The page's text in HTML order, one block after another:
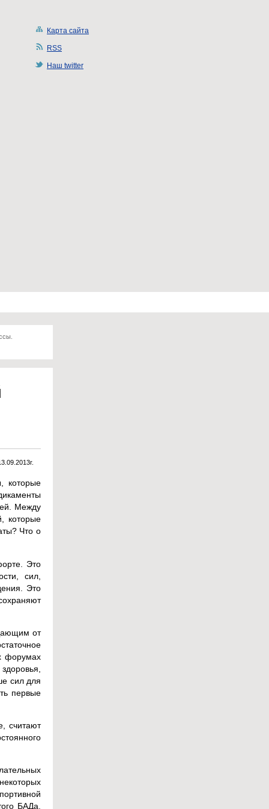
Карта сайта
RSS
Наш twitter
которые
Между
которые
Что о
Это
сил,
Это
от
форумах
сил для
первые
считают
БАДа.